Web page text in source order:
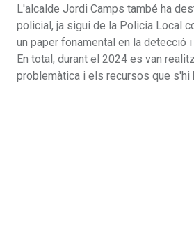
L'alcalde Jordi Camps també ha
policial, ja sigui de la Policia Local
un paper fonamental en la
En total, durant el 2024 es van
problemàtica i els recursos que s'hi